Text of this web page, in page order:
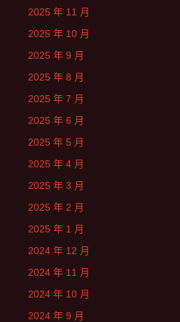
2025 年 11 月
2025 年 10 月
2025 年 9 月
2025 年 8 月
2025 年 7 月
2025 年 6 月
2025 年 5 月
2025 年 4 月
2025 年 3 月
2025 年 2 月
2025 年 1 月
2024 年 12 月
2024 年 11 月
2024 年 10 月
2024 年 9 月